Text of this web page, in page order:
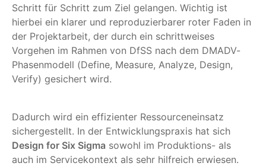
Schritt für Schritt zum Ziel gelangen. Wichtig ist
hierbei ein klarer und reproduzierbarer roter Faden in
der Projektarbeit, der durch ein schrittweises
Vorgehen im Rahmen von DfSS nach dem DMADV-
Phasenmodell (Define, Measure, Analyze, Design,
Verify) gesichert wird.
Dadurch wird ein effizienter Ressourceneinsatz
sichergestellt. In der Entwicklungspraxis hat sich
Design for Six Sigma sowohl im Produktions- als
auch im Servicekontext als sehr hilfreich erwiesen.